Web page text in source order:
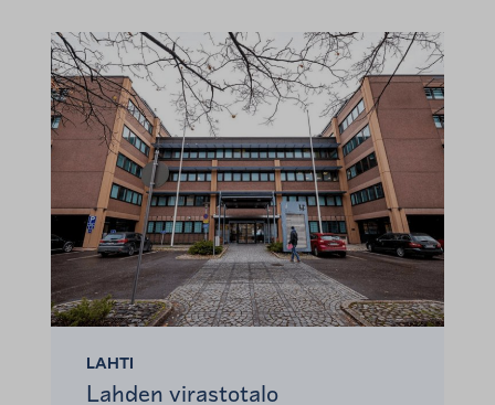
LAHTI
Lahden virastotalo